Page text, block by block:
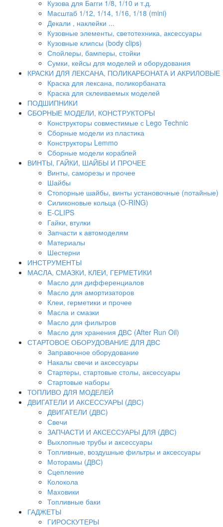
Кузова для Багги 1/8, 1/10 и т.д.
Масштаб 1/12, 1/14, 1/16, 1/18 (mini)
Декали , наклейки ...
Кузовные элементы, светотехника, аксессуары
Кузовные клипсы (body clips)
Спойлеры, бамперы, стойки
Сумки, кейсы для моделей и оборудования
КРАСКИ ДЛЯ ЛЕКСАНА, ПОЛИКАРБОНАТА И АКРИЛОВЫЕ
Краска для лексана, поликорбаната
Краска для склеиваемых моделей
ПОДШИПНИКИ
CБОРНЫЕ МОДЕЛИ, КОНСТРУКТОРЫ
Конструкторы совместимые с Lego Technic
Сборные модели из пластика
Конструкторы Lemmo
Сборные модели кораблей
ВИНТЫ, ГАЙКИ, ШАЙБЫ И ПРОЧЕЕ
Винты, саморезы и прочее
Шайбы
Стопорные шайбы, винты установочные (потайные)
Силиконовые кольца (O-RING)
E-CLIPS
Гайки, втулки
Запчасти к автомоделям
Материалы
Шестерни
ИНСТРУМЕНТЫ
МАСЛА, СМАЗКИ, КЛЕИ, ГЕРМЕТИКИ
Масло для дифференциалов
Масло для амортизаторов
Клеи, герметики и прочее
Масла и смазки
Масло для фильтров
Масло для хранения ДВС (After Run Oil)
СТАРТОВОЕ ОБОРУДОВАНИЕ ДЛЯ ДВС
Заправочное оборудование
Накалы свечи и аксессуары
Стартеры, стартовые столы, аксессуары
Стартовые наборы
ТОПЛИВО ДЛЯ МОДЕЛЕЙ
ДВИГАТЕЛИ И АКСЕССУАРЫ (ДВС)
ДВИГАТЕЛИ (ДВС)
Свечи
ЗАПЧАСТИ И АКСЕССУАРЫ ДЛЯ (ДВС)
Выхлопные трубы и аксессуары
Топливные, воздушные фильтры и аксессуары
Моторамы (ДВС)
Сцепление
Колокола
Маховики
Топливные баки
ГАДЖЕТЫ
ГИРОСКУТЕРЫ